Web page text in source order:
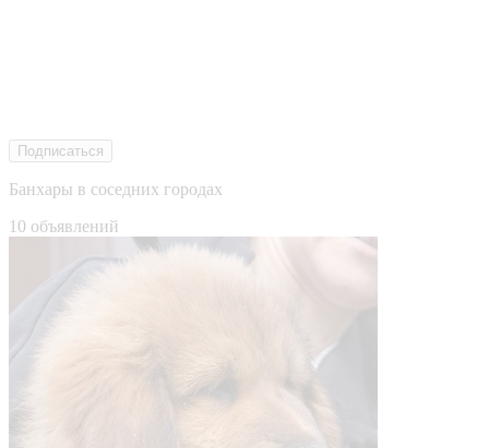
Подписаться
Банхары в соседних городах
10 объявлений